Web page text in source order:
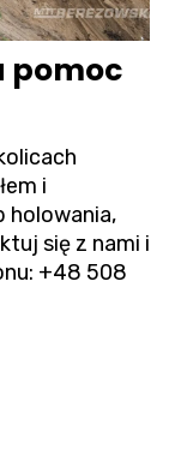
pomoc
i
holowania,
się z nami i
+48 508